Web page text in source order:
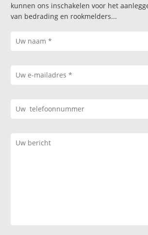
kunnen ons inschakelen voor het
van bedrading en rookmelders...